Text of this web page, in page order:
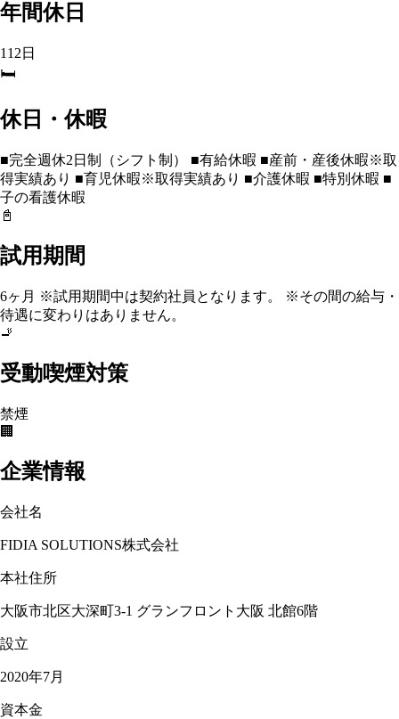
年間休日
112日
🛏️
休日・休暇
■完全週休2日制（シフト制） ■有給休暇 ■産前・産後休暇※取
得実績あり ■育児休暇※取得実績あり ■介護休暇 ■特別休暇 ■
子の看護休暇
📓
試用期間
6ヶ月 ※試用期間中は契約社員となります。 ※その間の給与・
待遇に変わりはありません。
🚬
受動喫煙対策
禁煙
🏢
企業情報
会社名
FIDIA SOLUTIONS株式会社
本社住所
大阪市北区大深町3-1 グランフロント大阪 北館6階
設立
2020年7月
資本金